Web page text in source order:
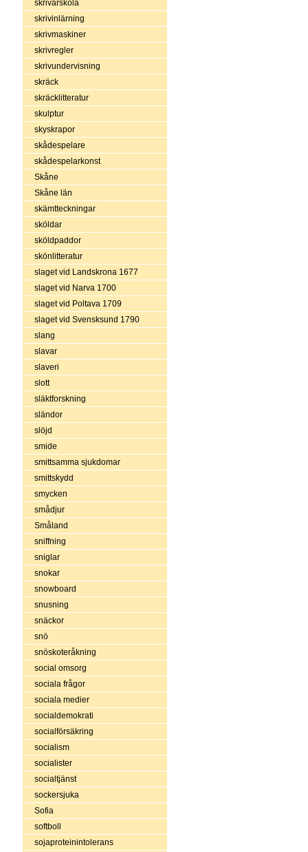
skrivarskola
skrivinlärning
skrivmaskiner
skrivregler
skrivundervisning
skräck
skräcklitteratur
skulptur
skyskrapor
skådespelare
skådespelarkonst
Skåne
Skåne län
skämtteckningar
sköldar
sköldpaddor
skönlitteratur
slaget vid Landskrona 1677
slaget vid Narva 1700
slaget vid Poltava 1709
slaget vid Svensksund 1790
slang
slavar
slaveri
slott
släktforskning
sländor
slöjd
smide
smittsamma sjukdomar
smittskydd
smycken
smådjur
Småland
sniffning
sniglar
snokar
snowboard
snusning
snäckor
snö
snöskoteråkning
social omsorg
sociala frågor
sociala medier
socialdemokrati
socialförsäkring
socialism
socialister
socialtjänst
sockersjuka
Sofia
softboll
sojaproteinintolerans